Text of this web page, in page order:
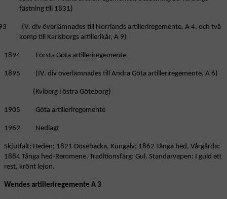
fästning till 1831)
(V. div överlämnades till Norrlands artilleriregemente, A 4, och två
komp till Karlsborgs artillerikår, A 9)
1894 Första Göta artilleriregemente
1895 (IV. div överlämnades till Andra Göta artilleriregemente, A 6)
(Kviberg i östra Göteborg)
1905 Göta artilleriregemente
1962 Nedlagt
Skjutfält: Heden; 1821 Dösebacka, Kungälv; 1862 Tånga hed, Vårgårda;
1884 Tånga hed-Remmene. Traditionsfärg: Gul. Standarvapen: I guld ett
rest, krönt lejon.
Wendes artilleriregemente A 3